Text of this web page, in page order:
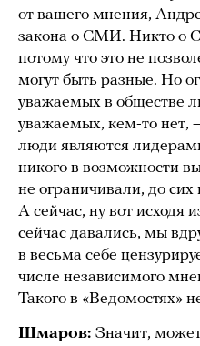
от вашего мнения,
закона о СМИ. Никто о
потому что это не
могут быть разные. Но
уважаемых в обществе
уважаемых, кем-то нет,
люди являются
никого в возможности
не ограничивали, до
А сейчас, ну вот исходя
сейчас давались, мы
в весьма себе
числе независимого
Такого в «Ведомостях»
Шмаров: Значит,